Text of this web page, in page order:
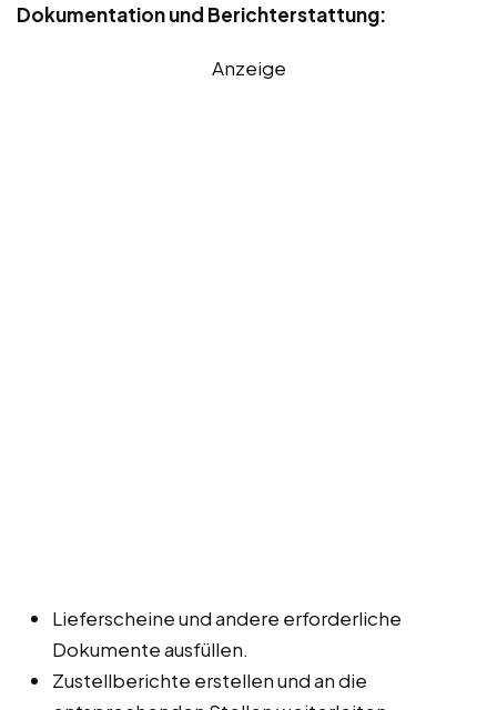
Dokumentation und Berichterstattung:
Anzeige
Lieferscheine und andere erforderliche
Dokumente ausfüllen.
Zustellberichte erstellen und an die